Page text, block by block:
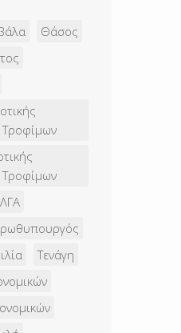
Θάσος
Τροφίμων
Τροφίμων
Τενάγη